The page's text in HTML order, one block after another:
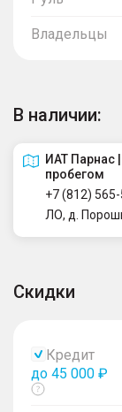
Владельцы
В наличии:
ИАТ Парнас
пробегом
+7 (812)
ЛО, д.
Скидки
Кредит
до 45 000 ₽
Показать